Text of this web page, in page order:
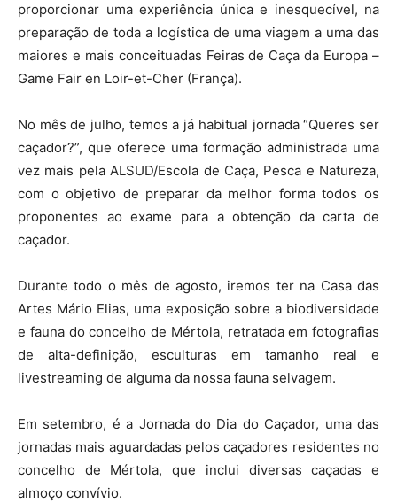
proporcionar uma experiência única e inesquecível, na
preparação de toda a logística de uma viagem a uma das
maiores e mais conceituadas Feiras de Caça da Europa –
Game Fair en Loir-et-Cher (França).
No mês de julho, temos a já habitual jornada “Queres ser
caçador?”, que oferece uma formação administrada uma
vez mais pela ALSUD/Escola de Caça, Pesca e Natureza,
com o objetivo de preparar da melhor forma todos os
proponentes ao exame para a obtenção da carta de
caçador.
Durante todo o mês de agosto, iremos ter na Casa das
Artes Mário Elias, uma exposição sobre a biodiversidade
e fauna do concelho de Mértola, retratada em fotografias
de alta-definição, esculturas em tamanho real e
livestreaming de alguma da nossa fauna selvagem.
Em setembro, é a Jornada do Dia do Caçador, uma das
jornadas mais aguardadas pelos caçadores residentes no
concelho de Mértola, que inclui diversas caçadas e
almoço convívio.